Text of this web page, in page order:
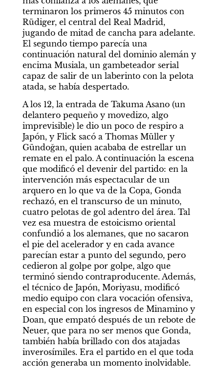
terminaron los primeros 45 minutos con
Rüdiger, el central del Real Madrid,
jugando de mitad de cancha para adelante.
El segundo tiempo parecía una
continuación natural del dominio alemán y
encima Musiala, un gambeteador serial
capaz de salir de un laberinto con la pelota
atada, se había despertado.
A los 12, la entrada de Takuma Asano (un
delantero pequeño y movedizo, algo
imprevisible) le dio un poco de respiro a
Japón, y Flick sacó a Thomas Müller y
Gündoğan, quien acababa de estrellar un
remate en el palo. A continuación la escena
que modificó el devenir del partido: en la
intervención más espectacular de un
arquero en lo que va de la Copa, Gonda
rechazó, en el transcurso de un minuto,
cuatro pelotas de gol adentro del área. Tal
vez esa muestra de estoicismo oriental
confundió a los alemanes, que no sacaron
el pie del acelerador y en cada avance
parecían estar a punto del segundo, pero
cedieron al golpe por golpe, algo que
terminó siendo contraproducente. Además,
el técnico de Japón, Moriyasu, modificó
medio equipo con clara vocación ofensiva,
en especial con los ingresos de Minamino y
Doan, que empató después de un rebote de
Neuer, que para no ser menos que Gonda,
también había brillado con dos atajadas
inverosímiles. Era el partido en el que toda
acción generaba un momento inolvidable.